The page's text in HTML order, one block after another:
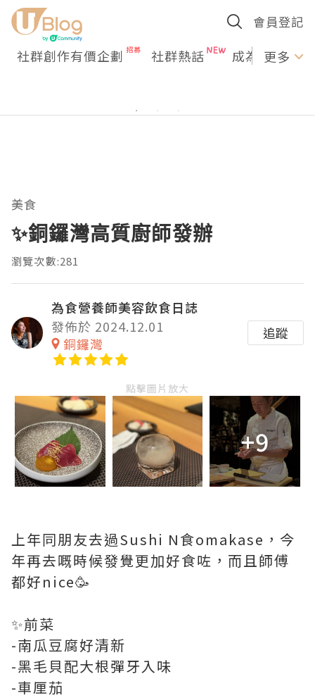
會員登記
社群創作有價企劃 社群熱話 成為U更多
美食
✨銅鑼灣高質廚師發辦
瀏覽次數:281
為食營養師美容飲食日誌
發佈於 2024.12.01
銅鑼灣
追蹤
點擊圖片放大
+9
上年同朋友去過Sushi N食omakase，今
年再去嘅時候發覺更加好食咗，而且師傅
都好nice🥳
✨前菜
-南瓜豆腐好清新
-黑毛貝配大根彈牙入味
-車厘茄